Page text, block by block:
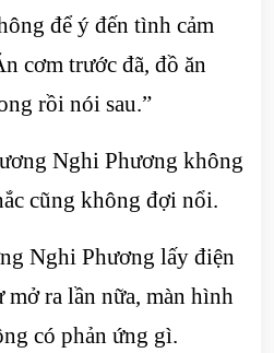
để ý đến tình cảm
cơm trước đã, đồ ăn
rồi nói sau.”
Nghi Phương không
cũng không đợi nổi.
Nghi Phương lấy điện
ra lần nữa, màn hình
có phản ứng gì.